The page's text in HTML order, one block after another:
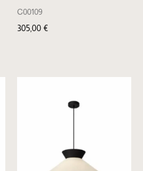
C00109
305,00 €